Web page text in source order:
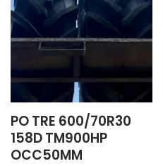
PO TRE 600/70R30
158D TM900HP
OCC50MM